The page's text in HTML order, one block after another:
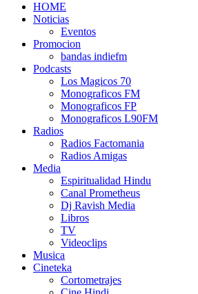
HOME
Noticias
Eventos
Promocion
bandas indiefm
Podcasts
Los Magicos 70
Monograficos FM
Monograficos FP
Monograficos L90FM
Radios
Radios Factomania
Radios Amigas
Media
Espiritualidad Hindu
Canal Prometheus
Dj Ravish Media
Libros
TV
Videoclips
Musica
Cineteka
Cortometrajes